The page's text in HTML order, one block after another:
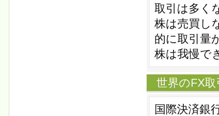
取引は多く
株は売買し
的に取引量
株は我慢で
世界のFX
国際決済銀